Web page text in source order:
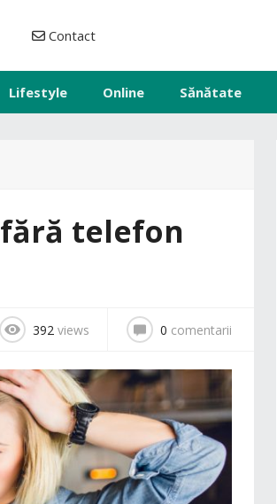
Contact
Lifestyle Online Sănătate
telefon
392 views 0 comentarii